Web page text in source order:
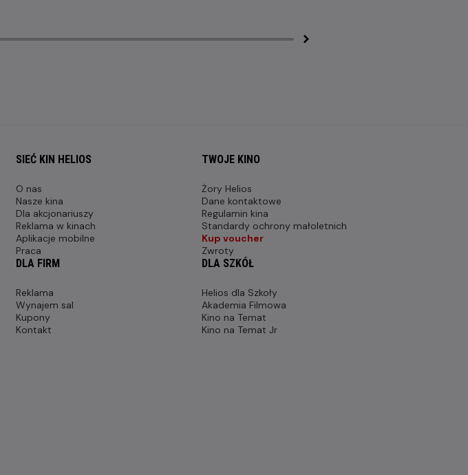
SIEĆ KIN HELIOS
O nas
Nasze kina
Dla akcjonariuszy
Reklama w kinach
Aplikacje mobilne
Praca
TWOJE KINO
Żory Helios
Dane kontaktowe
Regulamin kina
Standardy ochrony małoletnich
Kup voucher
Zwroty
DLA FIRM
Reklama
Wynajem sal
Kupony
Kontakt
DLA SZKÓŁ
Helios dla Szkoły
Akademia Filmowa
Kino na Temat
Kino na Temat Jr